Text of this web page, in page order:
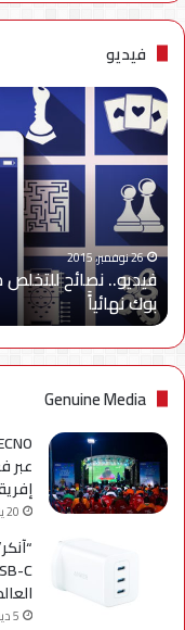
فيديو
فيديو..
نصائح
للتخلص
من
إزعاج
تنبيهات
الألعاب
على
فيس
بوك
نهائياًَ
26 نوفمبر، 2015
فيديو.. نصائح
بوك نهائياًَ
Genuine Media
عبر
20 يناير، 2026
5 ديسمبر، 2024